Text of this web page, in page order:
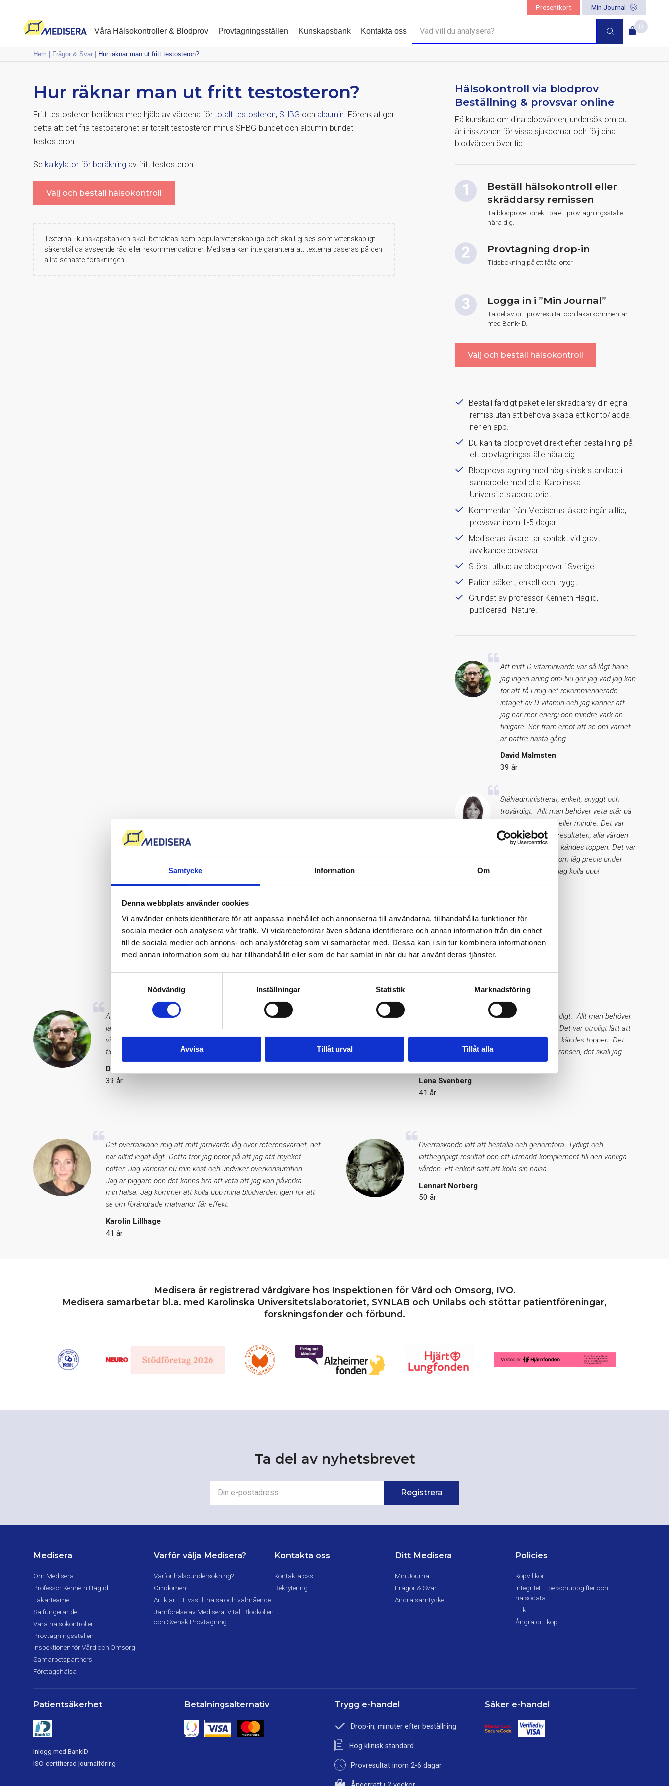
Samtycke Information Om
Denna webbplats använder cookies
Vi använder enhetsidentifierare för att anpassa innehållet och annonserna till användarna, tillhandahålla funktioner för
sociala medier och analysera vår trafik. Vi vidarebefordrar även sådana identifierare och annan information från din enhet
till de sociala medier och annons- och analysföretag som vi samarbetar med. Dessa kan i sin tur kombinera informationen
med annan information som du har tillhandahållit eller som de har samlat in när du har använt deras tjänster.
Nödvändig
Inställningar Statistik Marknadsföring
Avvisa Tillåt urval Tillåt alla
Presentkort Min Journal
Våra Hälsokontroller & Blodprov Provtagningsställen Kunskapsbank Kontakta oss 0
Hem Frågor & Svar Hur räknar man ut fritt testosteron?
Hur räknar man ut fritt testosteron?
Fritt testosteron beräknas med hjälp av värdena förtotalt testosteron, SHBG och albumin. Förenklat ger
detta att det fria testosteronet är totalt testosteron minus SHBG-bundet och albumin-bundet
testosteron.
Se kalkylator för beräkning av fritt testosteron.
Välj och beställ hälsokontroll
Texterna i kunskapsbanken skall betraktas som populärvetenskapliga och skall ej ses som vetenskapligt
säkerställda avseende råd eller rekommendationer. Medisera kan inte garantera att texterna baseras på den
allra senaste forskningen.
Hälsokontroll via blodprov
Beställning & provsvar online
Få kunskap om dina blodvärden, undersök om du
är i riskzonen för vissa sjukdomar och följ dina
blodvärden över tid.
Beställ hälsokontroll eller
skräddarsy remissen
Ta blodprovet direkt, på ett provtagningsställe
nära dig.
Provtagning drop-in
Tidsbokning på ett fåtal orter.
Logga in i ”Min Journal”
Ta del av ditt provresultat och läkarkommentar
med Bank-ID.
Välj och beställ hälsokontroll
Beställ färdigt paket eller skräddarsy din egna
remiss utan att behöva skapa ett konto/ladda
ner en app.
Du kan ta blodprovet direkt efter beställning, på
ett provtagningsställe nära dig.
Blodprovstagning med hög klinisk standard i
samarbete med bl.a. Karolinska
Universitetslaboratoriet.
Kommentar från Mediseras läkare ingår alltid,
provsvar inom 1-5 dagar.
Mediseras läkare tar kontakt vid gravt
avvikande provsvar.
Störst utbud av blodprover i Sverige.
Patientsäkert, enkelt och tryggt.
Grundat av professor Kenneth Haglid,
publicerad i Nature.
Att mitt D-vitaminvärde var så lågt hade
jag ingen aning om! Nu gör jag vad jag kan
för att få i mig det rekommenderade
intaget av D-vitamin och jag känner att
jag har mer energi och mindre värk än
tidigare. Ser fram emot att se om värdet
är bättre nästa gång.
David Malmsten
39 år
Självadministrerat, enkelt, snyggt och
trovärdigt. Allt man behöver veta står på
sidan, varken mer eller mindre. Det var
otroligt lätt att se resultaten, alla värden
såg bra ut och det kändes toppen. Det var
endast ett värde som låg precis under
gränsen, det skall jag kolla upp!
Lena Svenberg
Att mitt D-vitaminvärde var så lågt hade jag ingen aning om! Nu gör
jag vad jag kan för att få i mig det rekommenderade intaget av D-
vitamin och jag känner att jag har mer energi och mindre värk än
tidigare. Ser fram emot att se om värdet är bättre nästa gång.
David Malmsten
39 år
Självadministrerat, enkelt, snyggt och trovärdigt. Allt man behöver
veta står på sidan, varken mer eller mindre. Det var otroligt lätt att
se resultaten, alla värden såg bra ut och det kändes toppen. Det
var endast ett värde som låg precis under gränsen, det skall jag
kolla upp!
Lena Svenberg
41 år
Det överraskade mig att mitt järnvärde låg över referensvärdet, det
har alltid legat lågt. Detta tror jag beror på att jag ätit mycket
nötter. Jag varierar nu min kost och undviker överkonsumtion.
Jag är piggare och det känns bra att veta att jag kan påverka
min hälsa. Jag kommer att kolla upp mina blodvärden igen för att
se om förändrade matvanor får effekt.
Karolin Lillhage
41 år
Överraskande lätt att beställa och genomföra. Tydligt och
lättbegripligt resultat och ett utmärkt komplement till den vanliga
vården. Ett enkelt sätt att kolla sin hälsa.
Lennart Norberg
50 år
Medisera är registrerad vårdgivare hos Inspektionen för Vård och Omsorg, IVO.
Medisera samarbetar bl.a. med Karolinska Universitetslaboratoriet, SYNLAB och Unilabs och stöttar patientföreningar,
forskningsfonder och förbund.
Ta del av nyhetsbrevet
Medisera
Om Medisera
Professor Kenneth Haglid
Läkarteamet
Så fungerar det
Våra hälsokontroller
Provtagningsställen
Inspektionen för Vård och Omsorg
Samarbetspartners
Företagshälsa
Varför välja Medisera?
Varför hälsoundersökning?
Omdömen
Artiklar – Livsstil, hälsa och välmående
Jämförelse av Medisera, Vital, Blodkollen
och Svensk Provtagning
Kontakta oss
Kontakta oss
Rekrytering
Ditt Medisera
Min Journal
Frågor & Svar
Ändra samtycke
Policies
Köpvillkor
Integritet – personuppgifter och
hälsodata
Etik
Ångra ditt köp
Patientsäkerhet
Inlogg med BankID
ISO-certifierad journalföring
Betalningsalternativ Trygg e-handel
Drop-in, minuter efter beställning
Hög klinisk standard
Provresultat inom 2-6 dagar
Säker e-handel